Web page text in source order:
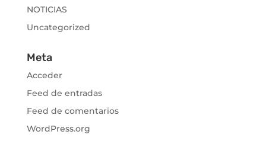
NOTICIAS
Uncategorized
Meta
Acceder
Feed de entradas
Feed de comentarios
WordPress.org